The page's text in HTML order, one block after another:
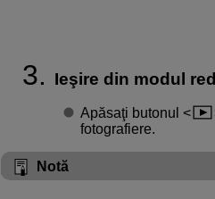
Ieşire din modul
Apăsaţi butonul
fotografiere.
Notă